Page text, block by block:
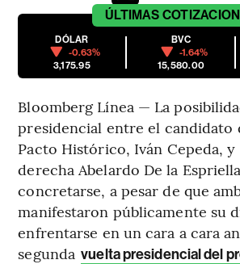
ÚLTIMAS
DÓLAR
-0.63%
3,175.95
BVC
-1.64%
15,580.00
Bloomberg Línea — La
presidencial entre el candidato
Pacto Histórico, Iván Cepeda,
derecha Abelardo De la
concretarse, a pesar de que
manifestaron públicamente su
enfrentarse en un cara a cara
segunda vuelta presidencial del